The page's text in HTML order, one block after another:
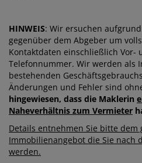
HINWEIS: Wir ersuchen
gegenüber dem Abgeber um
Kontaktdaten einschließlich Vor-
Telefonnummer. Wir werden als
bestehenden
Änderungen und Fehler sind
hingewiesen, dass die Maklerin
Naheverhältnis zum Vermieter
Details entnehmen Sie bitte dem
Immobilienangebot die Sie nach
werden.